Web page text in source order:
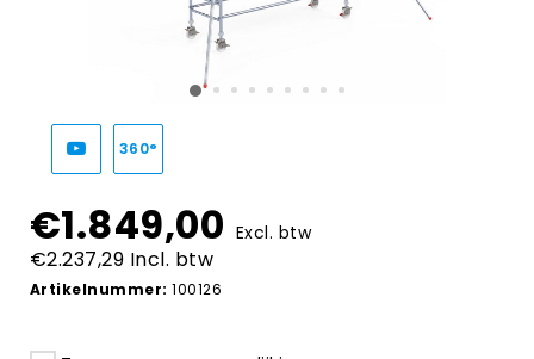
360°
€1.849,00 Excl. btw
€2.237,29 Incl. btw
Artikelnummer: 100126